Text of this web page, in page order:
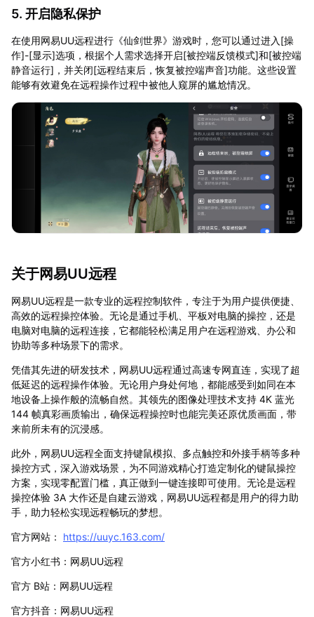
5. 开启隐私保护
在使用网易UU远程进行《仙剑世界》游戏时，您可以通过进入[操
作]-[显示]选项，根据个人需求选择开启[被控端反馈模式]和[被控端
静音运行]，并关闭[远程结束后，恢复被控端声音]功能。这些设置
能够有效避免在远程操作过程中被他人窥屏的尴尬情况。
关于网易UU远程
网易UU远程是一款专业的远程控制软件，专注于为用户提供便捷、
高效的远程操控体验。无论是通过手机、平板对电脑的操控，还是
电脑对电脑的远程连接，它都能轻松满足用户在远程游戏、办公和
协助等多种场景下的需求。
凭借其先进的研发技术，网易UU远程通过高速专网直连，实现了超
低延迟的远程操作体验。无论用户身处何地，都能感受到如同在本
地设备上操作般的流畅自然。其领先的图像处理技术支持 4K 蓝光
144 帧真彩画质输出，确保远程操控时也能完美还原优质画面，带
来前所未有的沉浸感。
此外，网易UU远程全面支持键鼠模拟、多点触控和外接手柄等多种
操控方式，深入游戏场景，为不同游戏精心打造定制化的键鼠操控
方案，实现零配置门槛，真正做到一键连接即可使用。无论是远程
操控体验 3A 大作还是自建云游戏，网易UU远程都是用户的得力助
手，助力轻松实现远程畅玩的梦想。
官方网站： https://uuyc.163.com/
官方小红书：网易UU远程
官方 B站：网易UU远程
官方抖音：网易UU远程